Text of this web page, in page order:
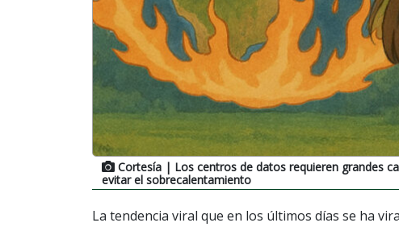
Cortesía | Los centros de datos requieren grandes
evitar el sobrecalentamiento
La tendencia viral que en los últimos días se ha